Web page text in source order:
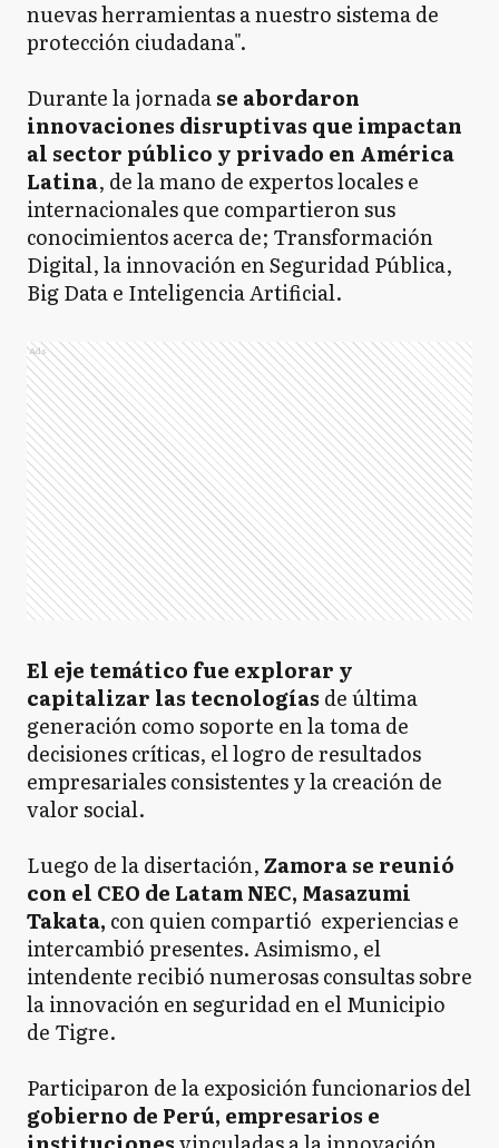
nuevas herramientas a nuestro sistema de
protección ciudadana".
Durante la jornadase abordaron
innovaciones disruptivas que impactan
al sector público y privado en América
Latina, de la mano de expertos locales e
internacionales que compartieron sus
conocimientos acerca de; Transformación
Digital, la innovación en Seguridad Pública,
Big Data e Inteligencia Artificial.
Ads
El eje temático fue explorar y
capitalizar las tecnologías de última
generación como soporte en la toma de
decisiones críticas, el logro de resultados
empresariales consistentes y la creación de
valor social.
Luego de la disertación,Zamora se reunió
con el CEO de Latam NEC, Masazumi
Takata, con quien compartió experiencias e
intercambió presentes. Asimismo, el
intendente recibió numerosas consultas sobre
la innovación en seguridad en el Municipio
de Tigre.
Participaron de la exposición funcionarios del
gobierno de Perú, empresarios e